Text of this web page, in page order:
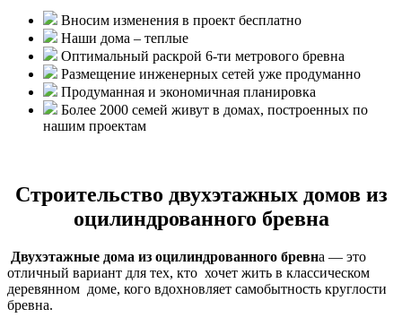
Вносим изменения в проект бесплатно
Наши дома – теплые
Оптимальный раскрой 6-ти метрового бревна
Размещение инженерных сетей уже продуманно
Продуманная и экономичная планировка
Более 2000 семей живут в домах, построенных по
нашим проектам
Строительство двухэтажных домов из
оцилиндрованного бревна
Двухэтажные дома из оцилиндрованного бревна — это
отличный вариант для тех, кто хочет жить в классическом
деревянном доме, кого вдохновляет самобытность круглости
бревна.